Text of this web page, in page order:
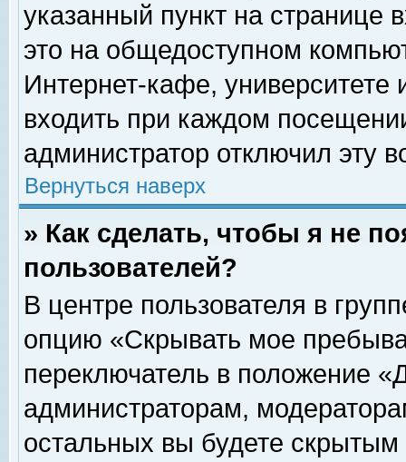
указанный пункт на
это на общедоступном
Интернет-кафе, университете
входить при каждом
администратор отключил эту
Вернуться наверх
» Как сделать, чтобы я не
пользователей?
В центре пользователя в
опцию «Скрывать мое
переключатель в положение
администраторам,
остальных вы будете скрытым